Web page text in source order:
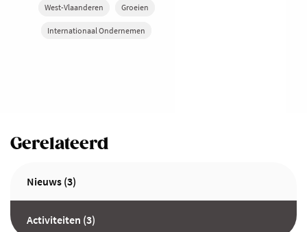
West-Vlaanderen Groeien
Internationaal Ondernemen
Gerelateerd
Nieuws (3)
Activiteiten (3)